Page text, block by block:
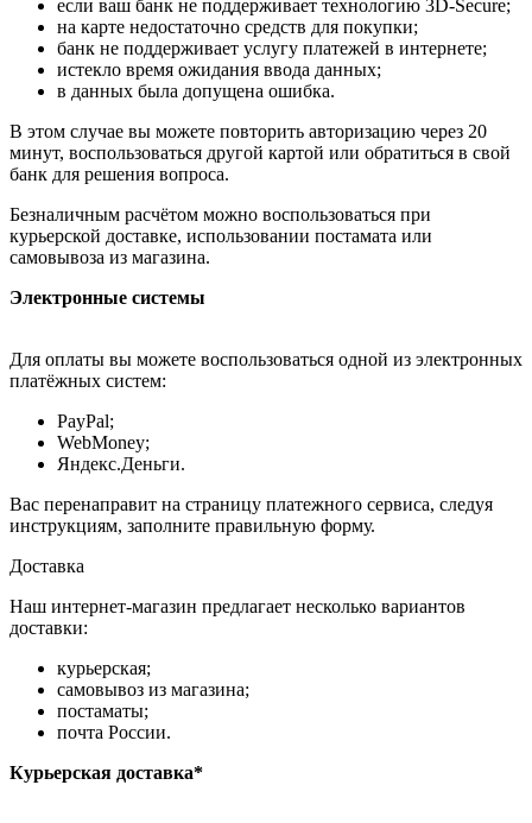
если ваш банк не поддерживает технологию 3D-Secure;
на карте недостаточно средств для покупки;
банк не поддерживает услугу платежей в интернете;
истекло время ожидания ввода данных;
в данных была допущена ошибка.
В этом случае вы можете повторить авторизацию через 20
минут, воспользоваться другой картой или обратиться в свой
банк для решения вопроса.
Безналичным расчётом можно воспользоваться при
курьерской доставке, использовании постамата или
самовывоза из магазина.
Электронные системы
Для оплаты вы можете воспользоваться одной из электронных
платёжных систем:
PayPal;
WebMoney;
Яндекс.Деньги.
Вас перенаправит на страницу платежного сервиса, следуя
инструкциям, заполните правильную форму.
Доставка
Наш интернет-магазин предлагает несколько вариантов
доставки:
курьерская;
самовывоз из магазина;
постаматы;
почта России.
Курьерская доставка*